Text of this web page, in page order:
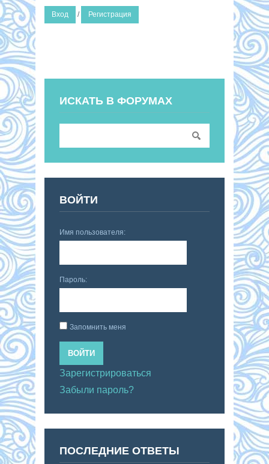
Вход / Регистрация
ИСКАТЬ В ФОРУМАХ
ВОЙТИ
Имя пользователя:
Пароль:
Запомнить меня
ВОЙТИ
Зарегистрироваться
Забыли пароль?
ПОСЛЕДНИЕ ОТВЕТЫ